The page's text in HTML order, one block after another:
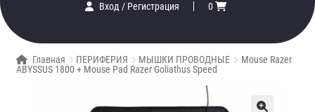
Вход/ Регистрация 0
Главная ПЕРИФЕРИЯ МЫШКИ ПРОВОДНЫЕ
Mouse Razer
ABYSSUS 1800 + Mouse Pad Razer Goliathus Speed